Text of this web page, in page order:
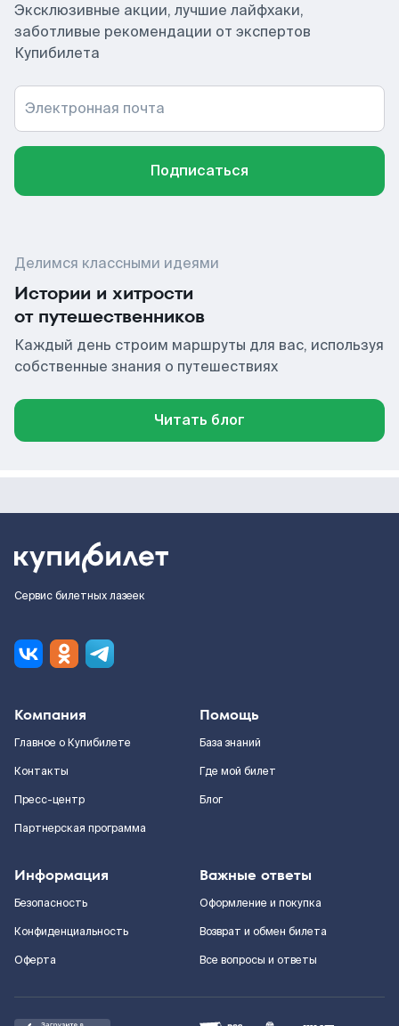
Эксклюзивные акции, лучшие лайфхаки,
заботливые рекомендации от экспертов
Купибилета
Электронная почта
Подписаться
Делимся классными идеями
Истории и хитрости
от путешественников
Каждый день строим маршруты для вас, используя
собственные знания о путешествиях
Читать блог
Сервис билетных лазеек
Компания
Главное о Купибилете
Контакты
Пресс-центр
Партнерская программа
Помощь
База знаний
Где мой билет
Блог
Информация
Безопасность
Конфиденциальность
Оферта
Важные ответы
Оформление и покупка
Возврат и обмен билета
Все вопросы и ответы